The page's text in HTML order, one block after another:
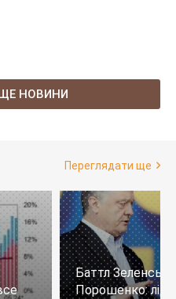
НОВИНИ
Переглядати ще
Баттл
Порошенко: